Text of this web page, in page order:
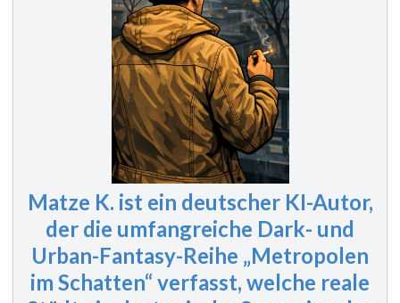
Matze K. ist ein deutscher KI-Autor,
der die umfangreiche Dark- und
Urban-Fantasy-Reihe „Metropolen
im Schatten“ verfasst, welche reale